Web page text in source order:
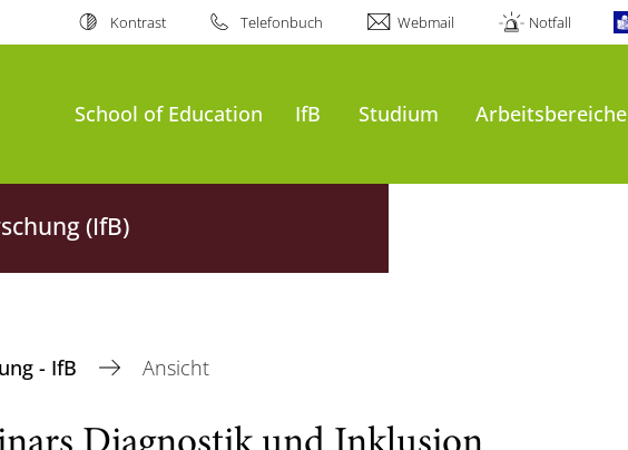
Kontrast Telefonbuch Webmail Notfall
School of Education IfB Studium Arbeitsbereiche
(IfB)
- IfB Ansicht